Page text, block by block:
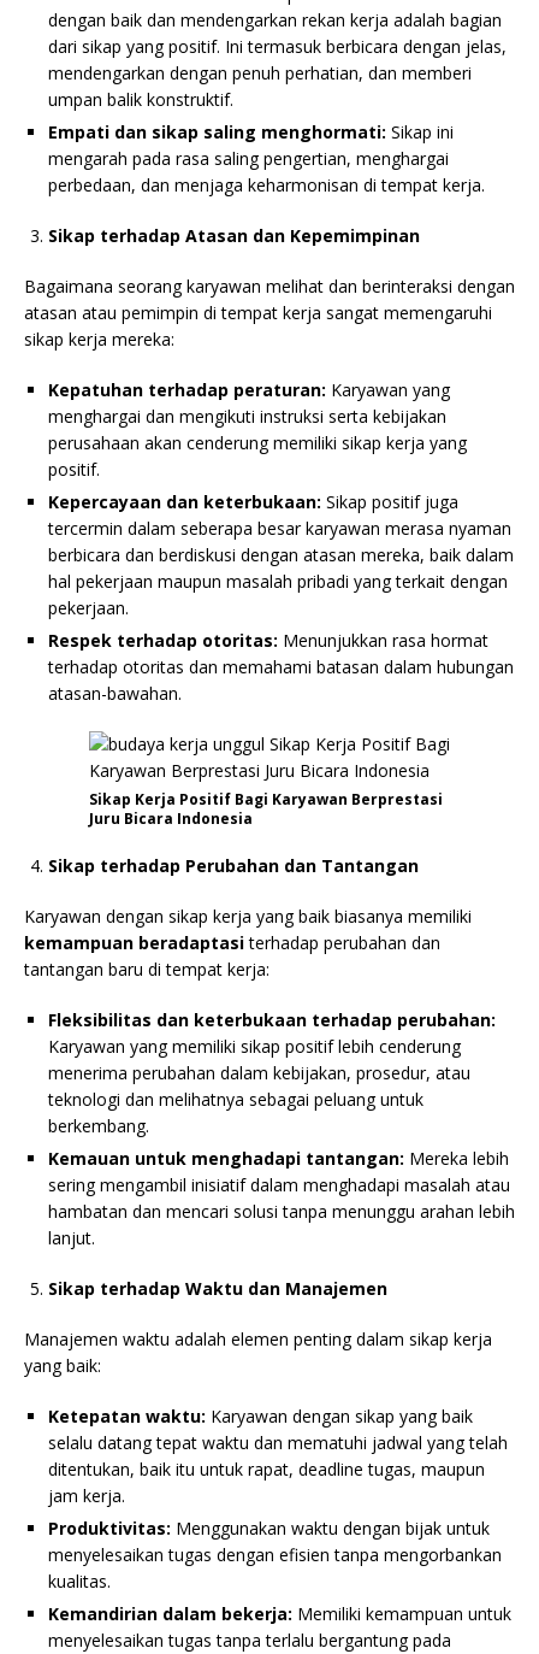
dengan baik dan mendengarkan rekan kerja adalah bagian
dari sikap yang positif. Ini termasuk berbicara dengan jelas,
mendengarkan dengan penuh perhatian, dan memberi
umpan balik konstruktif.
Empati dan sikap saling menghormati: Sikap ini
mengarah pada rasa saling pengertian, menghargai
perbedaan, dan menjaga keharmonisan di tempat kerja.
Sikap terhadap Atasan dan Kepemimpinan
Bagaimana seorang karyawan melihat dan berinteraksi dengan
atasan atau pemimpin di tempat kerja sangat memengaruhi
sikap kerja mereka:
Kepatuhan terhadap peraturan: Karyawan yang
menghargai dan mengikuti instruksi serta kebijakan
perusahaan akan cenderung memiliki sikap kerja yang
positif.
Kepercayaan dan keterbukaan: Sikap positif juga
tercermin dalam seberapa besar karyawan merasa nyaman
berbicara dan berdiskusi dengan atasan mereka, baik dalam
hal pekerjaan maupun masalah pribadi yang terkait dengan
pekerjaan.
Respek terhadap otoritas: Menunjukkan rasa hormat
terhadap otoritas dan memahami batasan dalam hubungan
atasan-bawahan.
Sikap Kerja Positif Bagi Karyawan Berprestasi
Juru Bicara Indonesia
Sikap terhadap Perubahan dan Tantangan
Karyawan dengan sikap kerja yang baik biasanya memiliki
kemampuan beradaptasiterhadap perubahan dan
tantangan baru di tempat kerja:
Fleksibilitas dan keterbukaan terhadap perubahan:
Karyawan yang memiliki sikap positif lebih cenderung
menerima perubahan dalam kebijakan, prosedur, atau
teknologi dan melihatnya sebagai peluang untuk
berkembang.
Kemauan untuk menghadapi tantangan: Mereka lebih
sering mengambil inisiatif dalam menghadapi masalah atau
hambatan dan mencari solusi tanpa menunggu arahan lebih
lanjut.
Sikap terhadap Waktu dan Manajemen
Manajemen waktu adalah elemen penting dalam sikap kerja
yang baik:
Ketepatan waktu: Karyawan dengan sikap yang baik
selalu datang tepat waktu dan mematuhi jadwal yang telah
ditentukan, baik itu untuk rapat, deadline tugas, maupun
jam kerja.
Produktivitas: Menggunakan waktu dengan bijak untuk
menyelesaikan tugas dengan efisien tanpa mengorbankan
kualitas.
Kemandirian dalam bekerja: Memiliki kemampuan untuk
menyelesaikan tugas tanpa terlalu bergantung pada